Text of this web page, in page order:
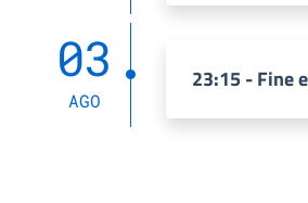
03
AGO
23:15 - Fine